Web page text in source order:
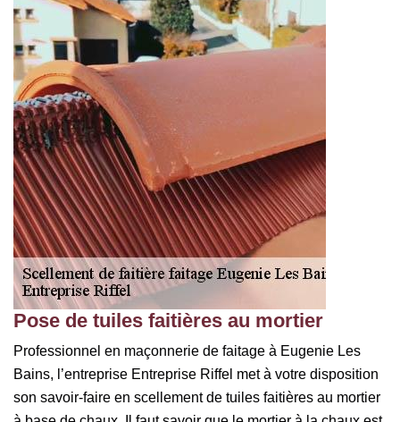
Pose de tuiles faitières au mortier
Professionnel en maçonnerie de faitage à Eugenie Les
Bains, l’entreprise Entreprise Riffel met à votre disposition
son savoir-faire en scellement de tuiles faitières au mortier